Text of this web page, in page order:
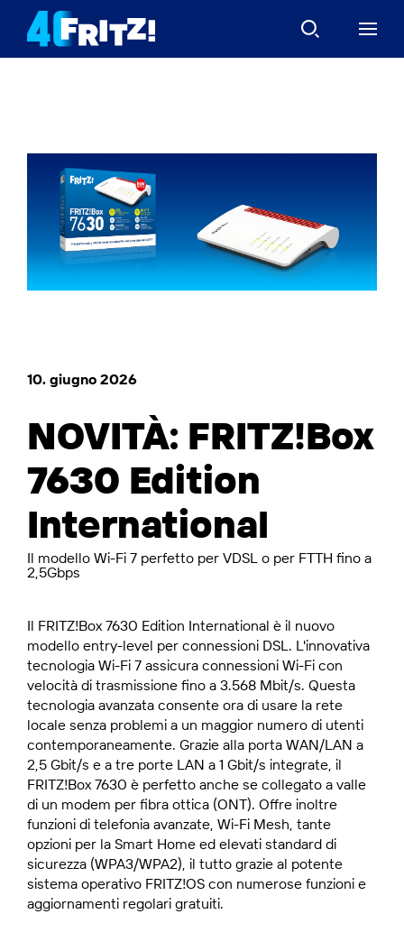
10. giugno 2026
NOVITÀ: FRITZ!Box
7630 Edition
International
Il modello Wi-Fi 7 perfetto per VDSL o per FTTH fino a
2,5Gbps
Il FRITZ!Box 7630 Edition International è il nuovo
modello entry-level per connessioni DSL. L'innovativa
tecnologia Wi-Fi 7 assicura connessioni Wi-Fi con
velocità di trasmissione fino a 3.568 Mbit/s. Questa
tecnologia avanzata consente ora di usare la rete
locale senza problemi a un maggior numero di utenti
contemporaneamente. Grazie alla porta WAN/LAN a
2,5 Gbit/s e a tre porte LAN a 1 Gbit/s integrate, il
FRITZ!Box 7630 è perfetto anche se collegato a valle
di un modem per fibra ottica (ONT). Offre inoltre
funzioni di telefonia avanzate, Wi-Fi Mesh, tante
opzioni per la Smart Home ed elevati standard di
sicurezza (WPA3/WPA2), il tutto grazie al potente
sistema operativo FRITZ!OS con numerose funzioni e
aggiornamenti regolari gratuiti.